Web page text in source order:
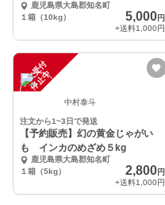
鹿児島県大島郡知名町
１箱（10kg）
5,000円
+送料1,000円
注
文
受
付
停
止
中
中村泰斗
注文から1~3日で発送
【予約販売】幻の黄金じゃがい
も インカのめざめ５kg
鹿児島県大島郡知名町
１箱（5kg）
2,800円
+送料1,000円